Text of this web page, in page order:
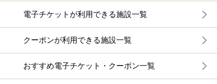
電子チケットが利用できる施設一覧
クーポンが利用できる施設一覧
おすすめ電子チケット・クーポン一覧